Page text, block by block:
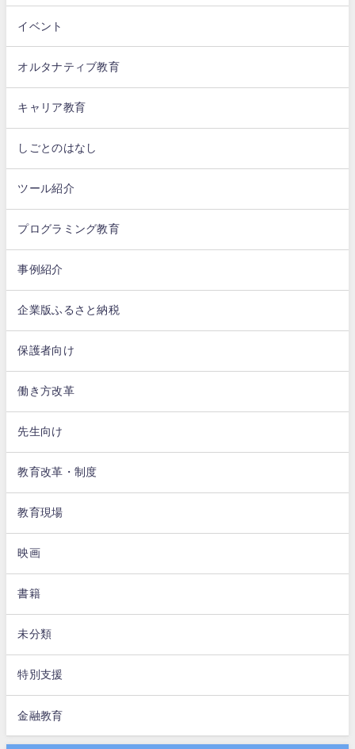
イベント
オルタナティブ教育
キャリア教育
しごとのはなし
ツール紹介
プログラミング教育
事例紹介
企業版ふるさと納税
保護者向け
働き方改革
先生向け
教育改革・制度
教育現場
映画
書籍
未分類
特別支援
金融教育